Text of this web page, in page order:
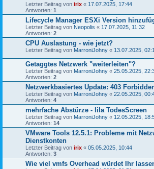
Letzter Beitrag von irix « 17.07.2025, 17:44
Antworten: 1
Lifecycle Manager ESXi Version
Letzter Beitrag von Neopolis « 17.07.2025, 11:32
Antworten: 2
CPU Auslastung - wie jetzt?
Letzter Beitrag von MarroniJohny « 13.07.2025,
Getaggtes Netzwerk "weiterleiten"?
Letzter Beitrag von MarroniJohny « 25.05.2025,
Antworten: 2
Netzwerkbasiertes Update: 403
Letzter Beitrag von MarroniJohny « 22.05.2025,
Antworten: 4
mehrfache Abstürze - lila TodesScreen
Letzter Beitrag von MarroniJohny « 12.05.2025,
Antworten: 14
VMware Tools 12.5.1: Probleme mit
Dienstkonten
Letzter Beitrag von irix « 05.05.2025, 10:44
Antworten: 3
Wie viel vmfs Overhead würdet Ihr